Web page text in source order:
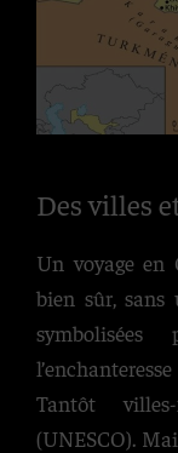
Des villes
Un voyage en
bien sûr, sans
Tantôt villes-
(UNESCO).